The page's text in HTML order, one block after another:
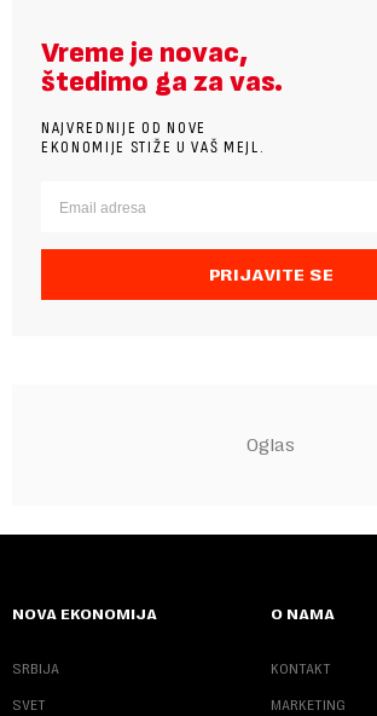
Vreme je novac,
štedimo ga za vas.
NAJVREDNIJE OD NOVE
EKONOMIJE STIŽE U VAŠ MEJL.
PRIJAVITE SE
NOVA EKONOMIJA
SRBIJA
SVET
O NAMA
KONTAKT
MARKETING